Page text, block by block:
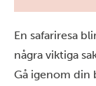
En safariresa
några viktiga
Gå igenom din